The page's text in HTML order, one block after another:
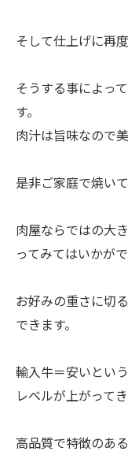
そして仕上げに再
そうする事によっ
す。
肉汁は旨味なので
是非ご家庭で焼い
肉屋ならではの大
ってみてはいかが
お好みの重さに切
できます。
輸入牛＝安いとい
レベルが上がってき
高品質で特徴のあ